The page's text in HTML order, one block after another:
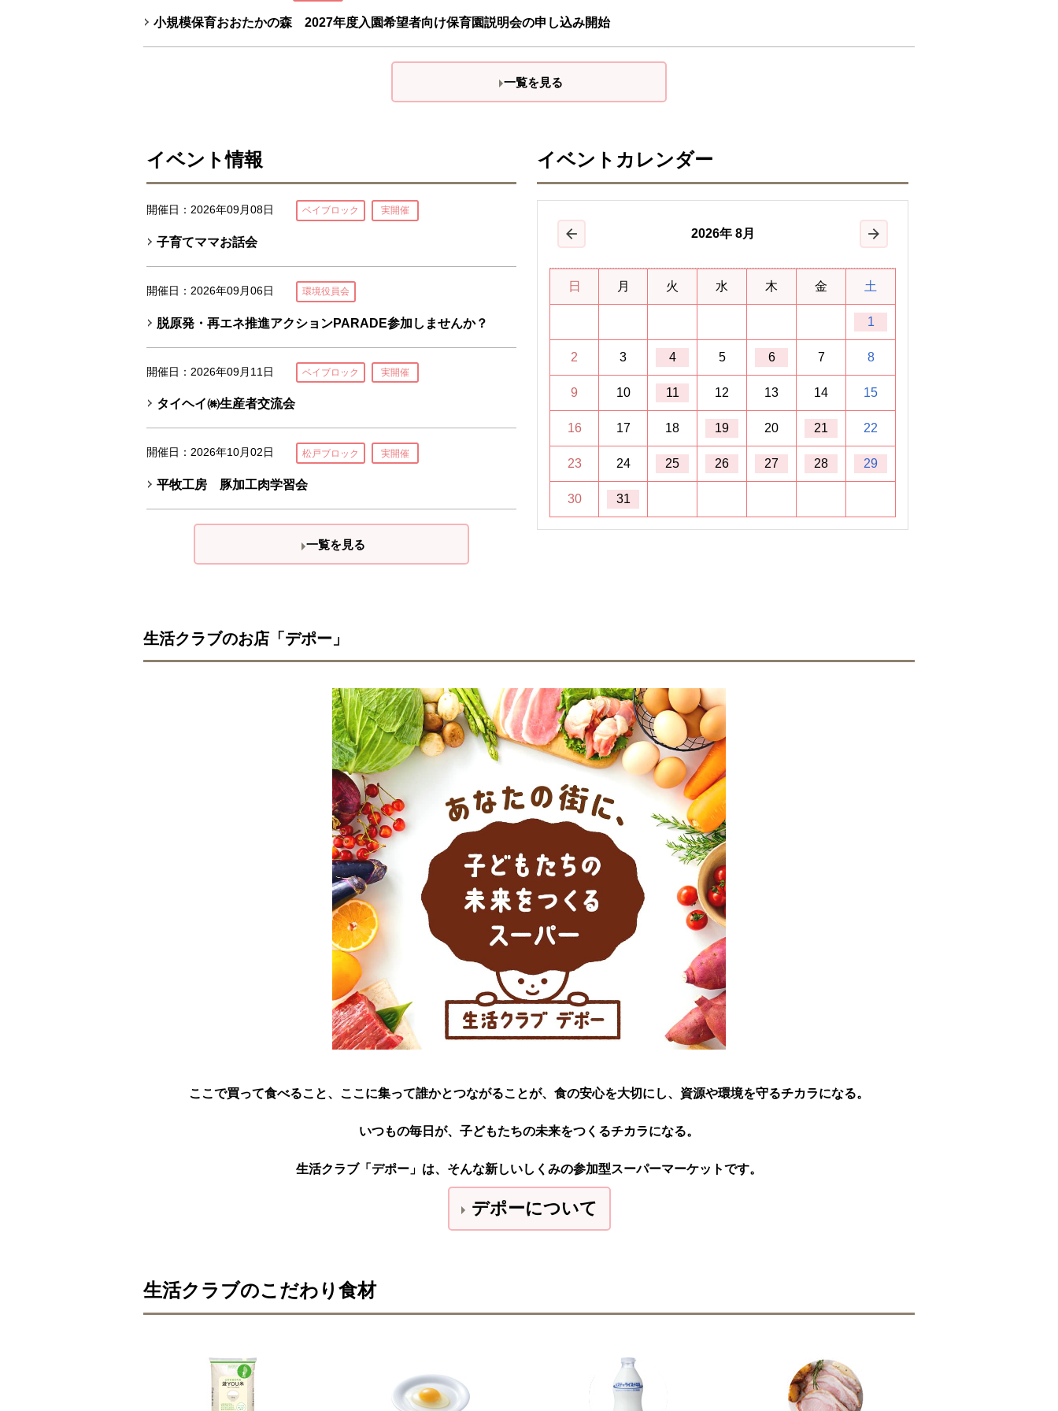
小規模保育おおたかの森 2027年度入園希望者向け保育園説明会の申し込み開始
一覧を見る
イベント情報
開催日：2026年09月08日 ベイブロック 実開催
子育てママお話会
開催日：2026年09月06日 環境役員会
脱原発・再エネ推進アクションPARADE参加しませんか？
開催日：2026年09月11日 ベイブロック 実開催
タイヘイ㈱生産者交流会
開催日：2026年10月02日 松戸ブロック 実開催
平牧工房 豚加工肉学習会
一覧を見る
イベントカレンダー
前の月 次の月
2026年 8月
日 月 火 水 木 金 土
1
2 3 4 5 6 7 8
9 10 11 12 13 14 15
16 17 18 19 20 21 22
23 24 25 26 27 28 29
30 31
生活クラブのお店「デポー」
ここで買って食べること、ここに集って誰かとつながることが、食の安心を大切にし、資源や環境を守るチカラになる。
いつもの毎日が、子どもたちの未来をつくるチカラになる。
生活クラブ「デポー」は、そんな新しいしくみの参加型スーパーマーケットです。
デポーについて
生活クラブのこだわり食材